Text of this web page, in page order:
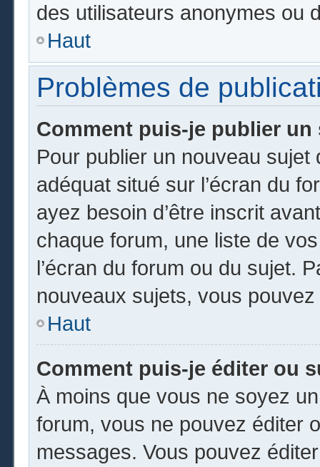
des utilisateurs anonymes ou
Haut
Problèmes de
Comment puis-je publier
Pour publier un nouveau
adéquat situé sur l’écran du
ayez besoin d’être inscrit
chaque forum, une liste de
l’écran du forum ou du sujet.
nouveaux sujets, vous
Haut
Comment puis-je éditer ou
À moins que vous ne soyez
forum, vous ne pouvez éditer
messages. Vous pouvez